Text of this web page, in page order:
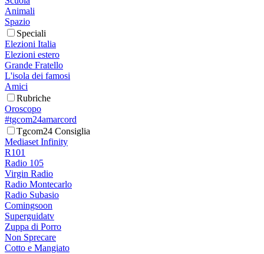
Animali
Spazio
Speciali
Elezioni Italia
Elezioni estero
Grande Fratello
L'isola dei famosi
Amici
Rubriche
Oroscopo
#tgcom24amarcord
Tgcom24 Consiglia
Mediaset Infinity
R101
Radio 105
Virgin Radio
Radio Montecarlo
Radio Subasio
Comingsoon
Superguidatv
Zuppa di Porro
Non Sprecare
Cotto e Mangiato